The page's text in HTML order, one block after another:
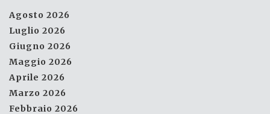
Agosto 2026
Luglio 2026
Giugno 2026
Maggio 2026
Aprile 2026
Marzo 2026
Febbraio 2026